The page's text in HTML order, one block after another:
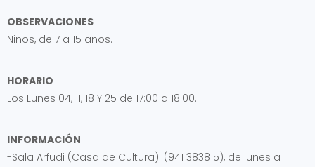
OBSERVACIONES
Niños, de 7 a 15 años.
HORARIO
Los Lunes 04, 11, 18 Y 25 de 17:00 a 18:00.
INFORMACIÓN
-Sala Arfudi (Casa de Cultura): (941 383815), de lunes a